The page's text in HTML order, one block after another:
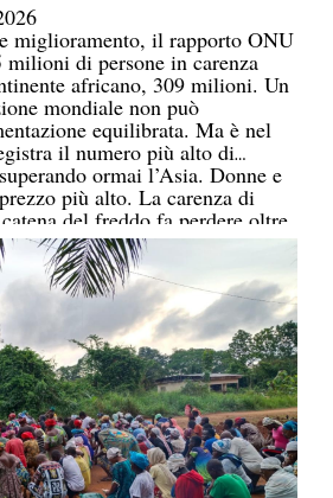
miglioramento, il rapporto ONU
milioni di persone in carenza
africano, 309 milioni. Un
mondiale non può
equilibrata. Ma è nel
il numero più alto di
ormai l’Asia. Donne e
più alto. La carenza di
del freddo fa perdere oltre
di frutta, verdura, pesce e